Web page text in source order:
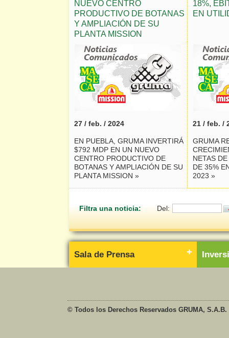
NUEVO CENTRO
PRODUCTIVO DE BOTANAS
Y AMPLIACIÓN DE SU
PLANTA MISSION
18%,
EN
27 / feb. / 2024
EN PUEBLA, GRUMA INVERTIRÁ
$792 MDP EN UN NUEVO
CENTRO PRODUCTIVO DE
BOTANAS Y AMPLIACIÓN DE SU
PLANTA MISSION »
21 / feb. /
GRUMA
NETAS
DE 35%
2023 »
Filtra una noticia: Del:
Sala de Prensa
© Todos los Derechos Reservados GRUMA, S.A.B.